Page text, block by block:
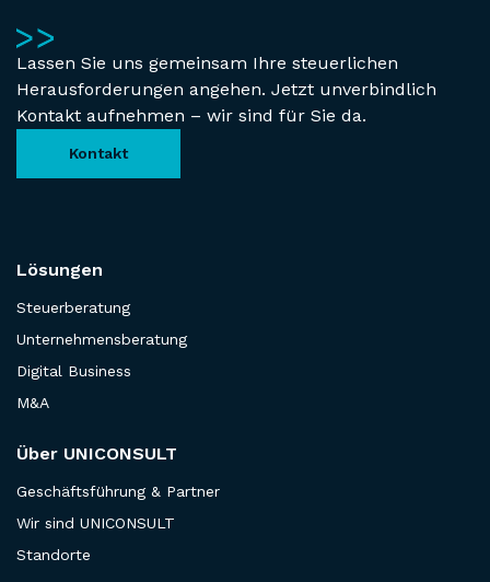
Lassen Sie uns gemeinsam Ihre steuerlichen
Herausforderungen angehen. Jetzt unverbindlich
Kontakt aufnehmen – wir sind für Sie da.
Kontakt
Lösungen
Steuerberatung
Unternehmensberatung
Digital Business
M&A
Über UNICONSULT
Geschäftsführung & Partner
Wir sind UNICONSULT
Standorte